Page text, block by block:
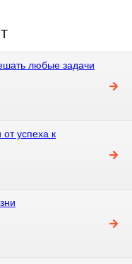
любые задачи
успеха к